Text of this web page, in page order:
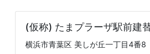
(仮称) たまプラーザ駅前建
横浜市青葉区 美しが丘一丁目4番8